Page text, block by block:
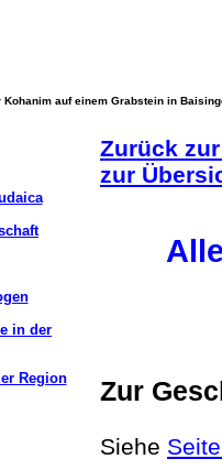
Kohanim auf einem Grabstein in
in der
Region
Zurück
zur
Zur
Siehe